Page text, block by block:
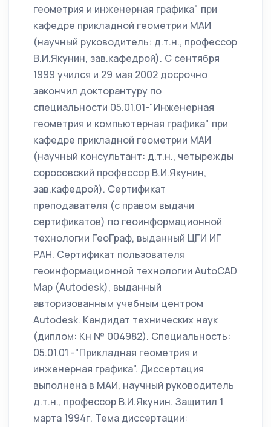
геометрия и инженерная графика" при
кафедре прикладной геометрии МАИ
(научный руководитель: д.т.н., профессор
В.И.Якунин, зав.кафедрой). С сентября
1999 учился и 29 мая 2002 досрочно
закончил докторантуру по
специальности 05.01.01-"Инженерная
геометрия и компьютерная графика" при
кафедре прикладной геометрии МАИ
(научный консультант: д.т.н., четырежды
соросовский профессор В.И.Якунин,
зав.кафедрой). Сертификат
преподавателя (с правом выдачи
сертификатов) по геоинформационной
технологии ГеоГраф, выданный ЦГИ ИГ
РАН. Сертификат пользователя
геоинформационной технологии AutoCAD
Map (Autodesk), выданный
авторизованным учебным центром
Autodesk. Кандидат технических наук
(диплом: Кн № 004982). Специальность:
05.01.01 -"Прикладная геометрия и
инженерная графика". Диссертация
выполнена в МАИ, научный руководитель
д.т.н., профессор В.И.Якунин. Защитил 1
марта 1994г. Тема диссертации: